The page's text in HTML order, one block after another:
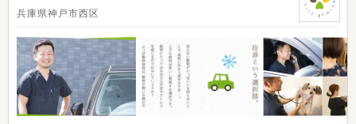
兵庫県神戸市西区